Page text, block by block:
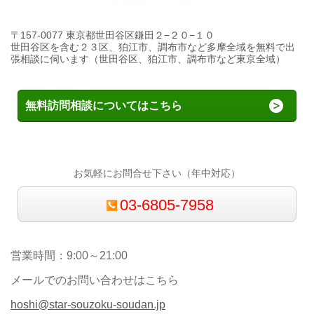
〒157-0077 東京都世田谷区鎌田２−２０−１０
世田谷区を含む２３区、狛江市、調布市など多摩全域を無料で出
張相談に伺います（世田谷区、狛江市、調布市など東京全域）
無料訪問相談についてはこちら
お気軽にお問合せ下さい（年中対応）
03-6805-7958
営業時間：9:00～21:00
メールでのお問い合わせはこちら
hoshi@star-souzoku-soudan.jp